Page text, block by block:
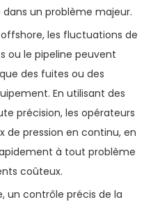
un problème majeur.
les fluctuations de
ou le pipeline peuvent
des fuites ou des
En utilisant des
précision, les opérateurs
de pression en continu, en
à tout problème
coûteux.
un contrôle précis de la